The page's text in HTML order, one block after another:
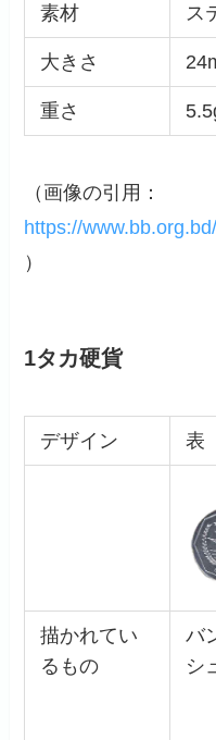
素材 ス
大きさ
重さ
（画像の引用：
https://
）
1タカ硬貨
デザイン 表
描かれてい
るもの
バ
シ